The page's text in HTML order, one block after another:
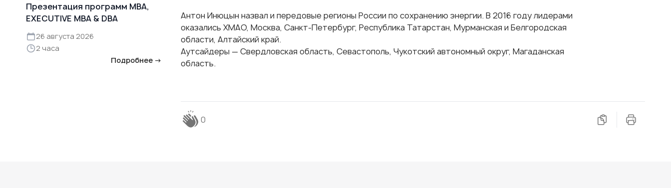
Антон Инюцын назвал и передовые регионы России по сохранению энергии. В 2016 году лидерами
оказались ХМАО, Москва, Санкт-Петербург, Республика Татарстан, Мурманская и Белгородская
области, Алтайский край.
Аутсайдеры — Свердловская область, Севастополь, Чукотский автономный округ, Магаданская
область.
Презентация программ MBA,
EXECUTIVE MBA & DBA
26 августа 2026
2 часа
Подробнее →
0